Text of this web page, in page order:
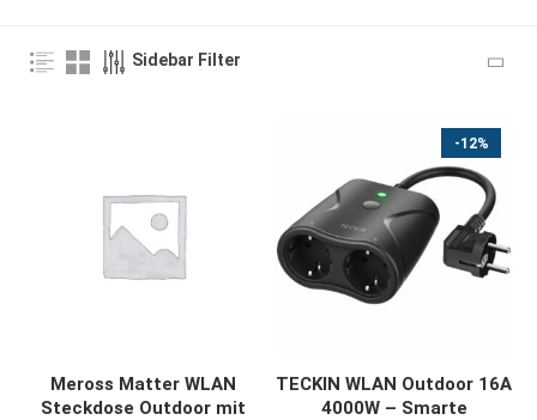
Sidebar Filter
PRODUKT KAUFEN
Meross Matter WLAN
Steckdose Outdoor mit
-12%
JETZT KAUFEN
TECKIN WLAN Outdoor 16A
4000W – Smarte